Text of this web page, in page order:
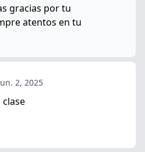
gracias por tu
atentos en tu
2, 2025